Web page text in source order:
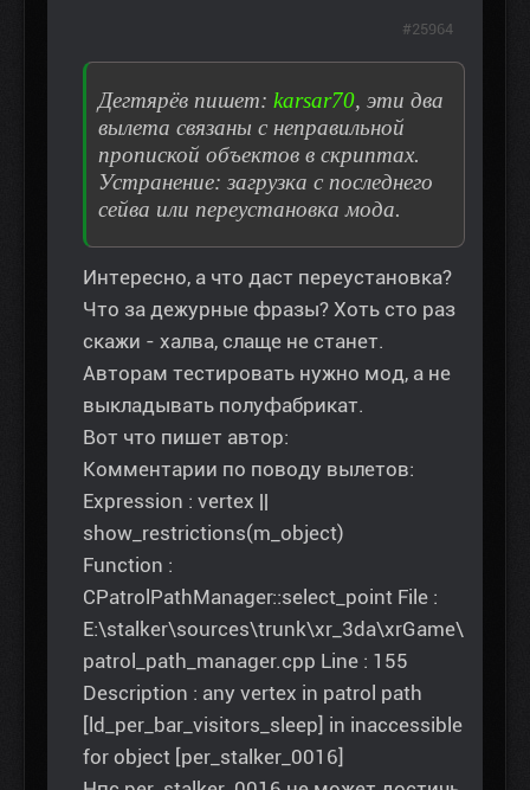
Дегтярёв пишет: karsar70, эти два
вылета связаны с неправильной
пропиской объектов в скриптах.
Устранение: загрузка с последнего
сейва или переустановка мода.
Интересно, а что даст переустановка?
Что за дежурные фразы? Хоть сто раз
скажи - халва, слаще не станет.
Авторам тестировать нужно мод, а не
выкладывать полуфабрикат.
Вот что пишет автор:
Комментарии по поводу вылетов:
Expression : vertex ||
show_restrictions(m_object)
Function :
CPatrolPathManager::select_point File :
E:\stalker\sources\trunk\xr_3da\xrGame\
patrol_path_manager.cpp Line : 155
Description : any vertex in patrol path
[ld_per_bar_visitors_sleep] in inaccessible
for object [per_stalker_0016]
#25964